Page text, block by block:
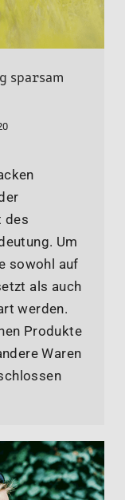
sparsam
des
Um
sowohl auf
als auch
werden.
Produkte
Waren